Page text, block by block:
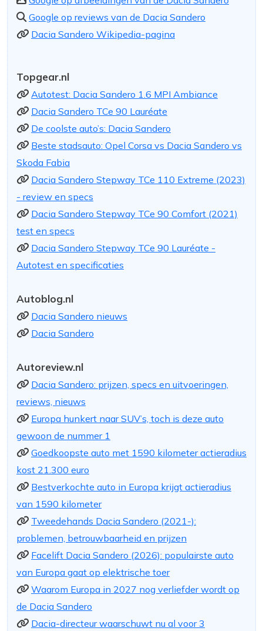
Google op reviews van de Dacia Sandero
Dacia Sandero Wikipedia-pagina
Topgear.nl
Autotest: Dacia Sandero 1.6 MPI Ambiance
Dacia Sandero TCe 90 Lauréate
De coolste auto’s: Dacia Sandero
Beste stadsauto: Opel Corsa vs Dacia Sandero vs
Skoda Fabia
Dacia Sandero Stepway TCe 110 Extreme (2023)
- review en specs
Dacia Sandero Stepway TCe 90 Comfort (2021)
test en specs
Dacia Sandero Stepway TCe 90 Lauréate -
Autotest en specificaties
Autoblog.nl
Dacia Sandero nieuws
Dacia Sandero
Autoreview.nl
Dacia Sandero: prijzen, specs en uitvoeringen,
reviews, nieuws
Europa hunkert naar SUV’s, toch is deze auto
gewoon de nummer 1
Goedkoopste auto met 1590 kilometer actieradius
kost 21.300 euro
Bestverkochte auto in Europa krijgt actieradius
van 1590 kilometer
Tweedehands Dacia Sandero (2021-):
problemen, betrouwbaarheid en prijzen
Facelift Dacia Sandero (2026): populairste auto
van Europa gaat op elektrische toer
Waarom Europa in 2027 nog verliefder wordt op
de Dacia Sandero
Dacia-directeur waarschuwt nu al voor 3